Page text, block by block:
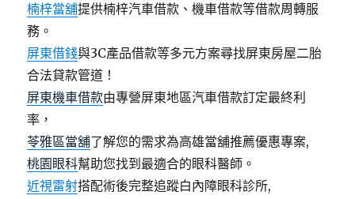
楠梓當舖提供楠梓汽車借款、機車借款等借款周轉服
務。
屏東借錢與3C產品借款等多元方案尋找屏東房屋二胎
合法貸款管道！
屏東機車借款由專營屏東地區汽車借款訂定最終利
率，
苓雅區當舖了解您的需求為高雄當舖推薦優惠專案,
桃園眼科幫助您找到最適合的眼科醫師。
近視雷射搭配術後完整追蹤白內障眼科診所,